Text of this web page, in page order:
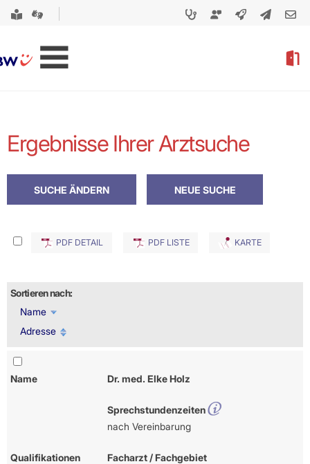
Ergebnisse Ihrer Arztsuche
PDF DETAIL PDF LISTE KARTE
Sortieren nach:
Name
Adresse
Name Dr. med. Elke Holz
Sprechstundenzeiten
nach Vereinbarung
Qualifikationen
Facharzt / Fachgebiet